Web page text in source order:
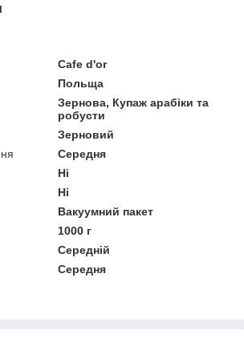
Cafe d'or
Польща
Зернова, Купаж арабіки та
робусти
Зерновий
Середня
Ні
Ні
Вакуумний пакет
1000 г
Середній
Середня